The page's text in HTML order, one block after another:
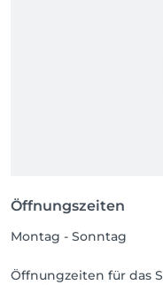
Öffnungszeiten
Montag - Sonntag
Öffnungzeiten für das